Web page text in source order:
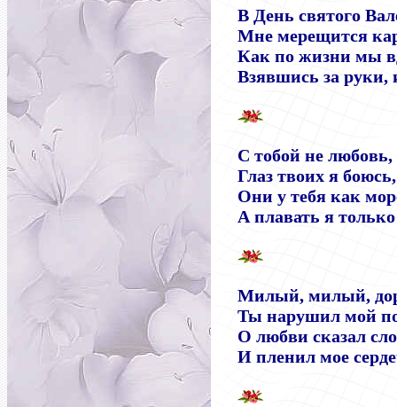
В День святого
Мне мерещится
Как по жизни мы
Взявшись за руки,
С тобой не любовь,
Глаз твоих я боюсь,
Они у тебя как
А плавать я
Милый, милый,
Ты нарушил мой
О любви сказал
И пленил мое